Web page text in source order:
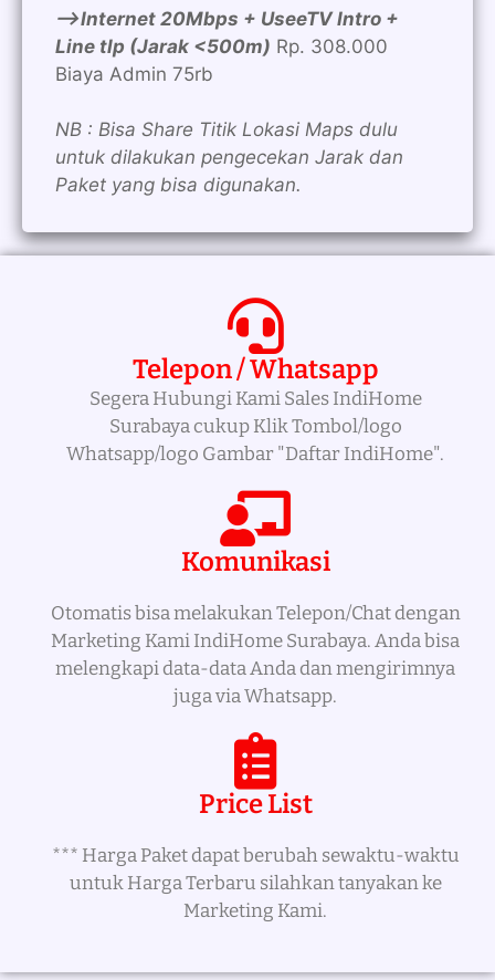
—>Internet 20Mbps + UseeTV Intro +
Line tlp (Jarak <500m) Rp. 308.000
Biaya Admin 75rb
NB : Bisa Share Titik Lokasi Maps dulu
untuk dilakukan pengecekan Jarak dan
Paket yang bisa digunakan.
Telepon / Whatsapp
Segera Hubungi Kami Sales IndiHome
Surabaya cukup Klik Tombol/logo
Whatsapp/logo Gambar "Daftar IndiHome".
Komunikasi
Otomatis bisa melakukan Telepon/Chat dengan
Marketing Kami IndiHome Surabaya. Anda bisa
melengkapi data-data Anda dan mengirimnya
juga via Whatsapp.
Price List
*** Harga Paket dapat berubah sewaktu-waktu
untuk Harga Terbaru silahkan tanyakan ke
Marketing Kami.